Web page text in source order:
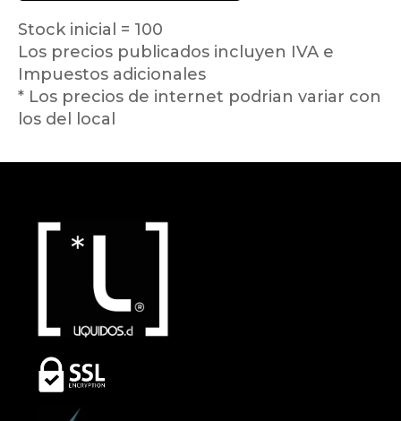
Stock inicial = 100
Los precios publicados incluyen IVA e
Impuestos adicionales
* Los precios de internet podrian variar con
los del local